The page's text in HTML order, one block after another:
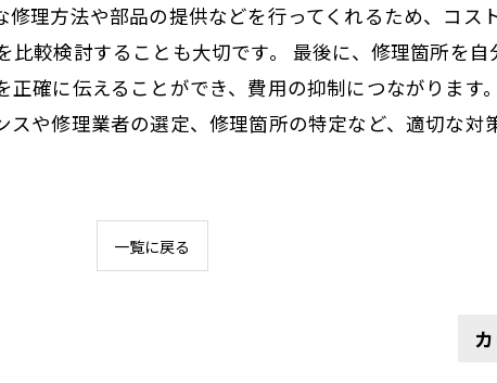
理方法や部品の提供などを行ってくれるため、コス
較検討することも大切です。 最後に、修理箇所を
確に伝えることができ、費用の抑制につながります
や修理業者の選定、修理箇所の特定など、適切な対
一覧に戻る